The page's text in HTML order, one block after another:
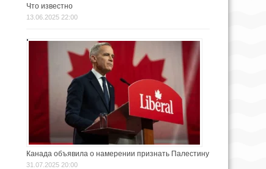
Что известно
13.06.2025 22:00
Канада объявила о намерении признать Палестину
31.07.2025 20:00